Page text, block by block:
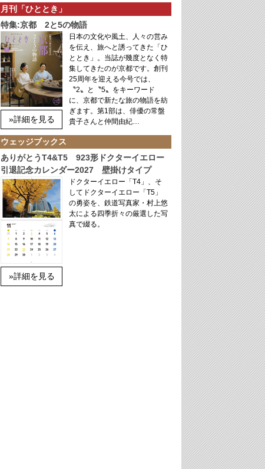
月刊「ひととき」
特集:京都 2と5の物語
»詳細を見る
日本の文化や風土、人々の営み
を伝え、旅へと誘ってきた「ひ
ととき」。当誌が幾度となく特
集してきたのが京都です。創刊
25周年を迎える今号では、
〝2〟と〝5〟をキーワード
に、京都で新たな旅の物語を紡
ぎます。第1部は、俳優の常盤
貴子さんと仲間由紀…
ウェッジブックス
ありがとうT4&T5 923形ドクターイエロー
引退記念カレンダー2027 壁掛けタイプ
»詳細を見る
ドクターイエロー「T4」、そ
してドクターイエロー「T5」
の勇姿を、鉄道写真家・村上悠
太による四季折々の厳選した写
真で綴る。